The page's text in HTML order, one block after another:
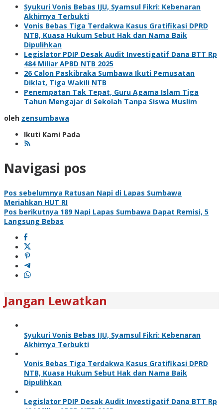
Syukuri Vonis Bebas IJU, Syamsul Fikri: Kebenaran
Akhirnya Terbukti
Vonis Bebas Tiga Terdakwa Kasus Gratifikasi DPRD
NTB, Kuasa Hukum Sebut Hak dan Nama Baik
Dipulihkan
Legislator PDIP Desak Audit Investigatif Dana BTT Rp
484 Miliar APBD NTB 2025
26 Calon Paskibraka Sumbawa Ikuti Pemusatan
Diklat, Tiga Wakili NTB
Penempatan Tak Tepat, Guru Agama Islam Tiga
Tahun Mengajar di Sekolah Tanpa Siswa Muslim
oleh zensumbawa
Ikuti Kami Pada
Navigasi pos
Pos sebelumnya Ratusan Napi di Lapas Sumbawa
Meriahkan HUT RI
Pos berikutnya 189 Napi Lapas Sumbawa Dapat Remisi, 5
Langsung Bebas
Jangan Lewatkan
Syukuri Vonis Bebas IJU, Syamsul Fikri: Kebenaran
Akhirnya Terbukti
Vonis Bebas Tiga Terdakwa Kasus Gratifikasi DPRD
NTB, Kuasa Hukum Sebut Hak dan Nama Baik
Dipulihkan
Legislator PDIP Desak Audit Investigatif Dana BTT Rp